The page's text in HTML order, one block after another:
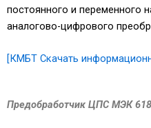
постоянного и переменного
аналогово-цифрового
[КМБТ Скачать
Предобработчик ЦПС МЭК